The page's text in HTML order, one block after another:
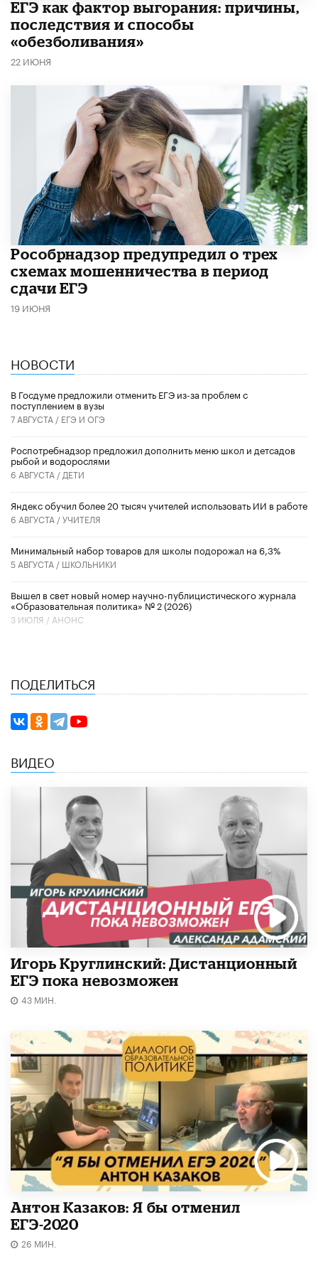
​ЕГЭ как фактор выгорания: причины,
последствия и способы
«обезболивания»
22 ИЮНЯ
Рособрнадзор предупредил о трех
схемах мошенничества в период
сдачи ЕГЭ
19 ИЮНЯ
НОВОСТИ
В Госдуме предложили отменить ЕГЭ из-за проблем с
поступлением в вузы
7 АВГУСТА / ЕГЭ И ОГЭ
Роспотребнадзор предложил дополнить меню школ и детсадов
рыбой и водорослями
6 АВГУСТА / ДЕТИ
​Яндекс обучил более 20 тысяч учителей использовать ИИ в работе
6 АВГУСТА /УЧИТЕЛЯ
Минимальный набор товаров для школы подорожал на 6,3%
5 АВГУСТА / ШКОЛЬНИКИ
Вышел в свет новый номер научно-публицистического журнала
«Образовательная политика» № 2 (2026)
3 ИЮЛЯ / АНОНС
ПОДЕЛИТЬСЯ
ВИДЕО
Игорь Круглинский: Дистанционный
ЕГЭ пока невозможен
43 МИН.
Антон Казаков: Я бы отменил
ЕГЭ-2020
26 МИН.